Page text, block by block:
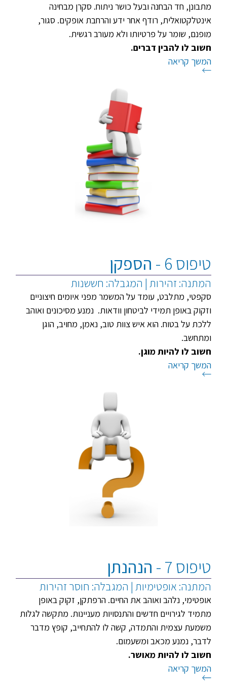
מתבונן, חד הבחנה ובעל כושר ניתוח. סקרן מבחינה
אינטלקטואלית, רודף אחר ידע והרחבת אופקים. סגור,
מופנם, שומר על פרטיותו ולא מעורב רגשית.
חשוב לו להבין דברים.
המשך קריאה
טיפוס 6 - הספקן
המתנה: זהירות | המגבלה: חששנות
סקפטי, מתלבט, עומד על המשמר מפני איומים חיצוניים
וזקוק באופן תמידי לביטחון וודאות. נמנע מסיכונים ואוהב
ללכת על בטוח. הוא איש צוות טוב, נאמן, מחויב, הוגן
ומתחשב.
חשוב לו להיות מוגן.
המשך קריאה
טיפוס 7 - הנהנתן
המתנה: אופטימיות | המגבלה: חוסר זהירות
אופטימי, נלהב ואוהב את החיים. הרפתקן, זקוק באופן
מתמיד לגירויים חדשים והתנסויות מעניינות. מתקשה לגלות
משמעת עצמית והתמדה, קשה לו להתחייב, קופץ מדבר
לדבר, נמנע מכאב ומשעמום.
חשוב לו להיות מאושר.
המשך קריאה